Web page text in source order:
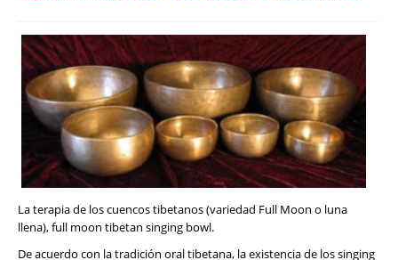
La terapia de los cuencos tibetanos (variedad Full Moon o luna
llena), full moon tibetan singing bowl.
De acuerdo con la tradición oral tibetana, la existencia de los singing